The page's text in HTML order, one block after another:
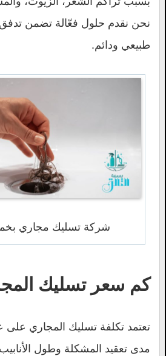
نحن نقدم حلول فعّالة تضمن
طبيعي ودائم.
شركة تسليك مجاري
كم سعر تسليك
تعتمد تكلفة تسليك المجاري
مدى تعقيد المشكلة وطول